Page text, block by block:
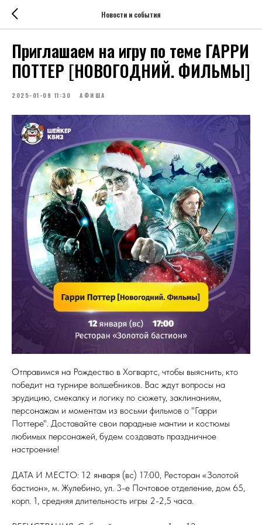
Новости и события
Приглашаем на игру по теме ГАРРИ
ПОТТЕР [НОВОГОДНИЙ. ФИЛЬМЫ]
2025-01-09 11:30 АФИША
Отправимся на Рождество в Хогвартс, чтобы выяснить, кто
победит на турнире волшебников. Вас ждут вопросы на
эрудицию, смекалку и логику по сюжету, заклинаниям,
персонажам и моментам из восьми фильмов о "Гарри
Поттере". Доставайте свои парадные мантии и костюмы
любимых персонажей, будем создавать праздничное
настроение!
ДАТА И МЕСТО: 12 января (вс) 17:00, Ресторан «Золотой
бастион», м. Жулебино, ул. 3-е Почтовое отделение, дом 65,
корп. 1, средняя длительность игры 2-2,5 часа.